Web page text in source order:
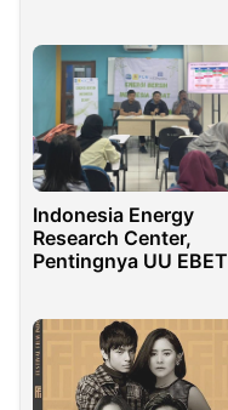
Indonesia Energy
Research Center,
Pentingnya UU EBET